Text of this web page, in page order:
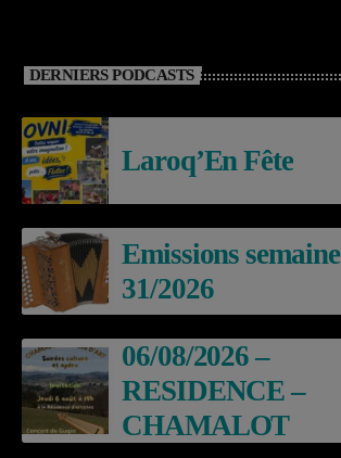
DERNIERS PODCASTS
Laroq’En Fête
Emissions semaine
31/2026
06/08/2026 –
RESIDENCE –
CHAMALOT